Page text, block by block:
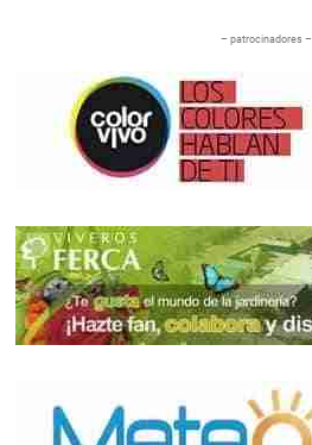
– patrocinadores –